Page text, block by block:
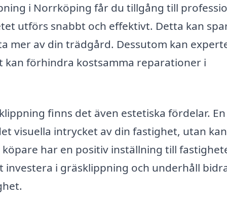
i Norrköping får du tillgång till
utförs snabbt och effektivt. Detta kan
mer av din trädgård. Dessutom kan
förhindra kostsamma reparationer i
finns det även estetiska fördelar. En
visuella intrycket av din fastighet, utan kan
har en positiv inställning till
i gräsklippning och underhåll